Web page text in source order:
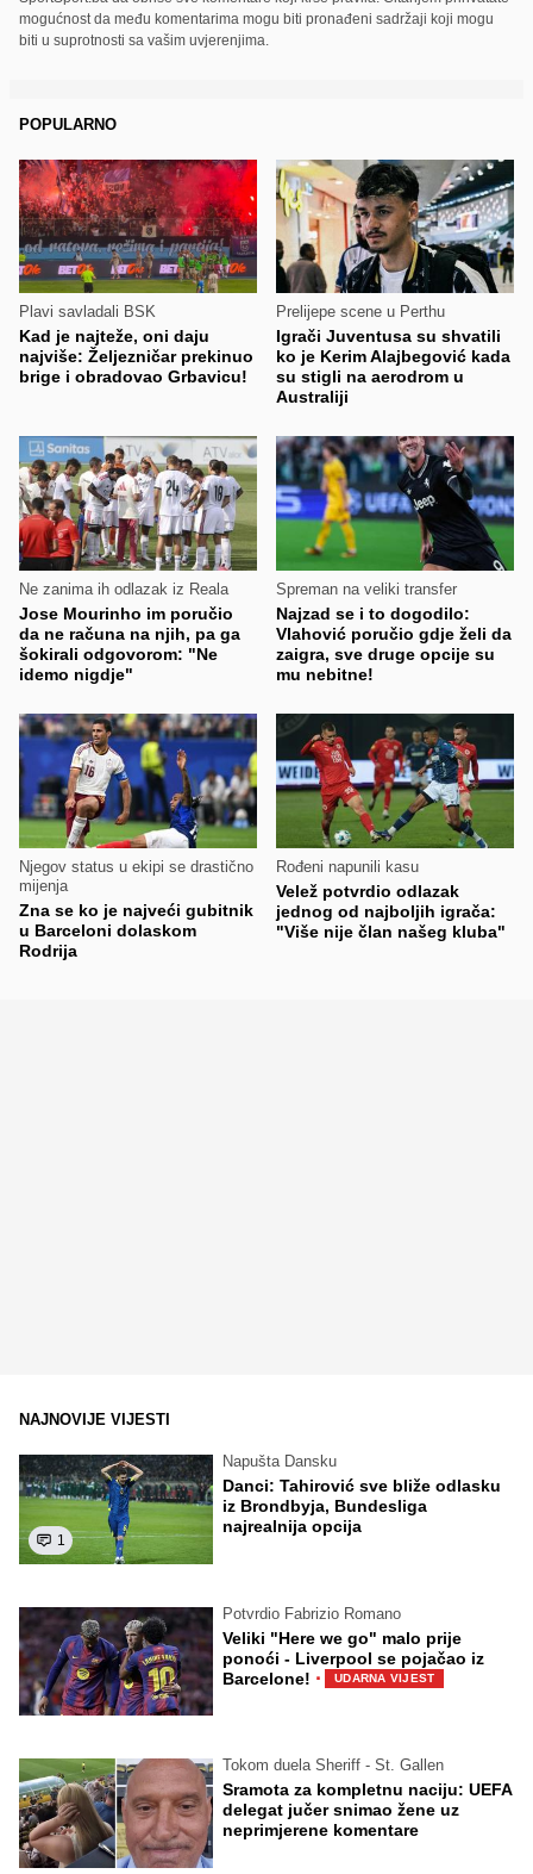
mogućnost da među komentarima mogu biti pronađeni sadržaji koji mogu
biti u suprotnosti sa vašim uvjerenjima.
POPULARNO
Plavi savladali BSK
Kad je najteže, oni daju
najviše: Željezničar prekinuo
brige i obradovao Grbavicu!
Prelijepe scene u Perthu
Igrači Juventusa su shvatili
ko je Kerim Alajbegović kada
su stigli na aerodrom u
Australiji
Ne zanima ih odlazak iz Reala
Jose Mourinho im poručio
da ne računa na njih, pa ga
šokirali odgovorom: "Ne
idemo nigdje"
Spreman na veliki transfer
Najzad se i to dogodilo:
Vlahović poručio gdje želi da
zaigra, sve druge opcije su
mu nebitne!
Njegov status u ekipi se drastično
mijenja
Zna se ko je najveći gubitnik
u Barceloni dolaskom
Rodrija
Rođeni napunili kasu
Velež potvrdio odlazak
jednog od najboljih igrača:
"Više nije član našeg kluba"
NAJNOVIJE VIJESTI
1
Napušta Dansku
Danci: Tahirović sve bliže odlasku
iz Brondbyja, Bundesliga
najrealnija opcija
Potvrdio Fabrizio Romano
Veliki "Here we go" malo prije
ponoći - Liverpool se pojačao iz
Barcelone! · UDARNA VIJEST
Tokom duela Sheriff - St. Gallen
Sramota za kompletnu naciju: UEFA
delegat jučer snimao žene uz
neprimjerene komentare